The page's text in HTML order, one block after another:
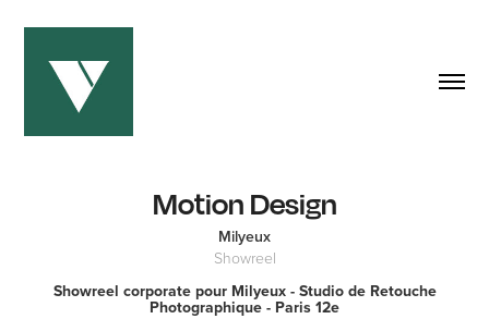
Motion Design
Milyeux
Showreel
Showreel corporate pour Milyeux - Studio de Retouche
Photographique - Paris 12e